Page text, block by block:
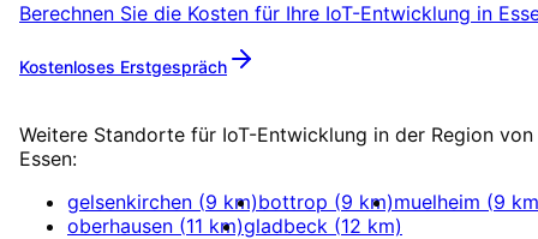
Berechnen Sie die Kosten für Ihre IoT-Entwicklung in
Kostenloses Erstgespräch
Weitere Standorte für IoT-Entwicklung in der Region von
Essen:
gelsenkirchen (9 km)bottrop (9 km)muelheim (9
oberhausen (11 km)gladbeck (12 km)